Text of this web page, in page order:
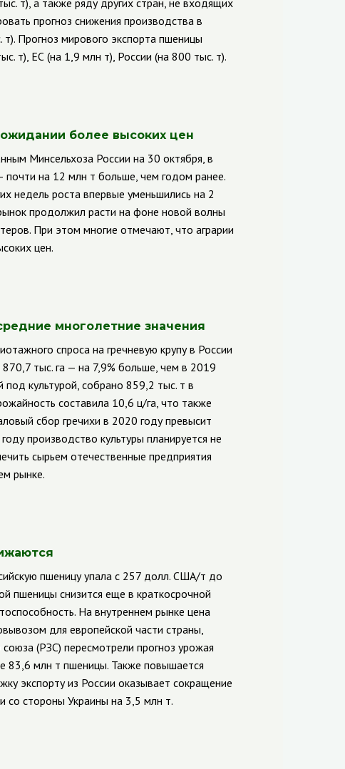
прогноз снижения производства в
Прогноз мирового экспорта пшеницы
т), ЕС (на 1,9 млн т), России (на 800 тыс. т).
более высоких цен
Минсельхоза России на 30 октября, в
на 12 млн т больше, чем годом ранее.
недель роста впервые уменьшились на 2
продолжил расти на фоне новой волны
При этом многие отмечают, что аграрии
цен.
многолетние значения
спроса на гречневую крупу в России
тыс. га — на 7,9% больше, чем в 2019
культурой, собрано 859,2 тыс. т в
составила 10,6 ц/га, что также
сбор гречихи в 2020 году превысит
производство культуры планируется не
сырьем отечественные предприятия
рынке.
пшеницу упала с 257 долл. США/т до
пшеницы снизится еще в краткосрочной
На внутреннем рынке цена
для европейской части страны,
(РЗС) пересмотрели прогноз урожая
83,6 млн т пшеницы. Также повышается
экспорту из России оказывает сокращение
со стороны Украины на 3,5 млн т.